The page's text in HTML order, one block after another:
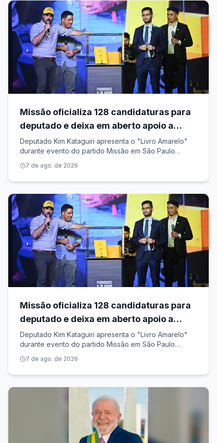
Missão oficializa 128 candidaturas para
deputado e deixa em aberto apoio a
governo e Senado por SP
Deputado Kim Kataguiri apresenta o "Livro Amarelo"
durante evento do partido Missão em São Paulo
Missão homologou a lista de candidatos que disputará
as eleições proporcionais de 2026. Ao t
7 de ago. de 2026
Missão oficializa 128 candidaturas para
deputado e deixa em aberto apoio a
governo e Senado por SP
Deputado Kim Kataguiri apresenta o "Livro Amarelo"
durante evento do partido Missão em São Paulo
Missão homologou a lista de candidatos que disputará
as eleições proporcionais de 2026. Ao t
7 de ago. de 2026